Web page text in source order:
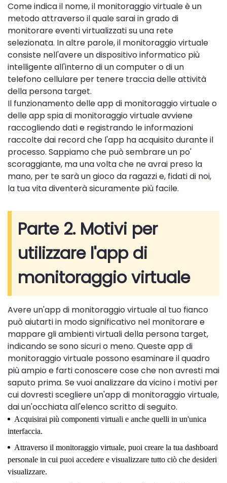
Come indica il nome, il monitoraggio virtuale è un
metodo attraverso il quale sarai in grado di
monitorare eventi virtualizzati su una rete
selezionata. In altre parole, il monitoraggio virtuale
consiste nell'avere un dispositivo informatico più
intelligente all'interno di un computer o di un
telefono cellulare per tenere traccia delle attività
della persona target.
Il funzionamento delle app di monitoraggio virtuale o
delle app spia di monitoraggio virtuale avviene
raccogliendo dati e registrando le informazioni
raccolte dai record che l'app ha acquisito durante il
processo. Sappiamo che può sembrare un po'
scoraggiante, ma una volta che ne avrai preso la
mano, per te sarà un gioco da ragazzi e, fidati di noi,
la tua vita diventerà sicuramente più facile.
Parte 2. Motivi per
utilizzare l'app di
monitoraggio virtuale
Avere un'app di monitoraggio virtuale al tuo fianco
può aiutarti in modo significativo nel monitorare e
mappare gli ambienti virtuali della persona target,
indicando se sono sicuri o meno. Queste app di
monitoraggio virtuale possono esaminare il quadro
più ampio e farti conoscere cose che non avresti mai
saputo prima. Se vuoi analizzare da vicino i motivi per
cui dovresti scegliere un'app di monitoraggio virtuale,
dai un'occhiata all'elenco scritto di seguito.
Acquisirai più componenti virtuali e anche quelli in un'unica
interfaccia.
Attraverso il monitoraggio virtuale, puoi creare la tua dashboard
personale in cui puoi accedere e visualizzare tutto ciò che desideri
visualizzare.